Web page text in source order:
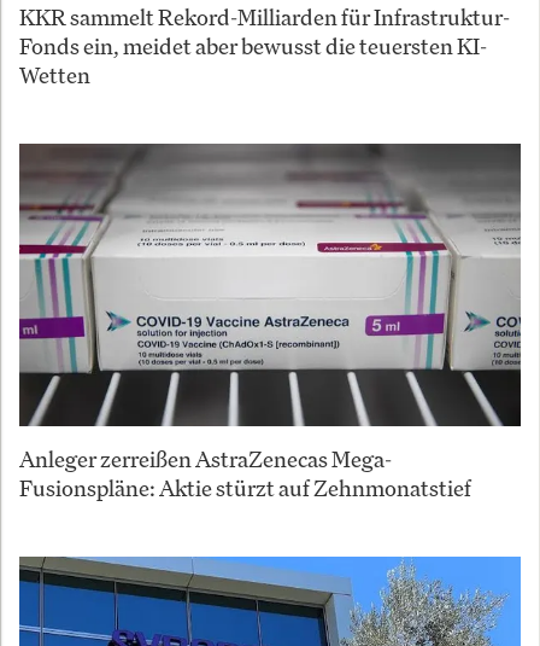
KKR sammelt Rekord-Milliarden für Infrastruktur-
Fonds ein, meidet aber bewusst die teuersten KI-
Wetten
Anleger zerreißen AstraZenecas Mega-
Fusionspläne: Aktie stürzt auf Zehnmonatstief